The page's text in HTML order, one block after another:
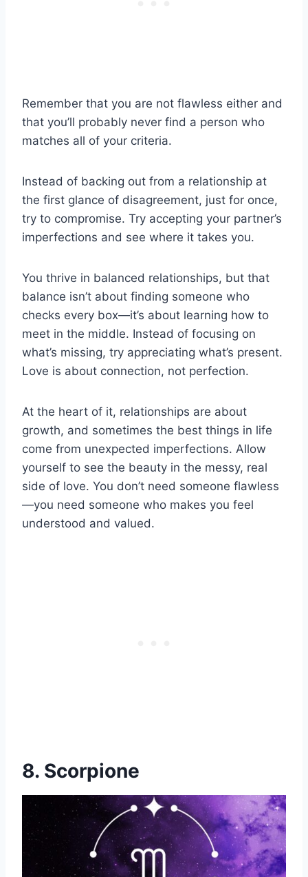
Remember that you are not flawless either and
that you’ll probably never find a person who
matches all of your criteria.
Instead of backing out from a relationship at
the first glance of disagreement, just for once,
try to compromise. Try accepting your partner’s
imperfections and see where it takes you.
You thrive in balanced relationships, but that
balance isn’t about finding someone who
checks every box—it’s about learning how to
meet in the middle. Instead of focusing on
what’s missing, try appreciating what’s present.
Love is about connection, not perfection.
At the heart of it, relationships are about
growth, and sometimes the best things in life
come from unexpected imperfections. Allow
yourself to see the beauty in the messy, real
side of love. You don’t need someone flawless
—you need someone who makes you feel
understood and valued.
8. Scorpione